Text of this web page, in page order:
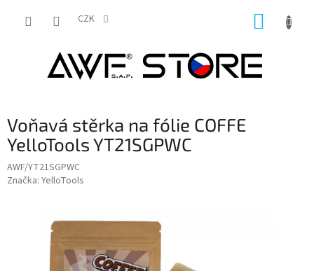
CZK
Voňavá stěrka na fólie COFFE
YelloTools YT21SGPWC
AWF/YT21SGPWC
Značka: YelloTools